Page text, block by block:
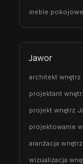
meble
Jawor
architekt wnętrz
projektant
projekt wnętrz
projektowanie
aranżacja
wizualizacja